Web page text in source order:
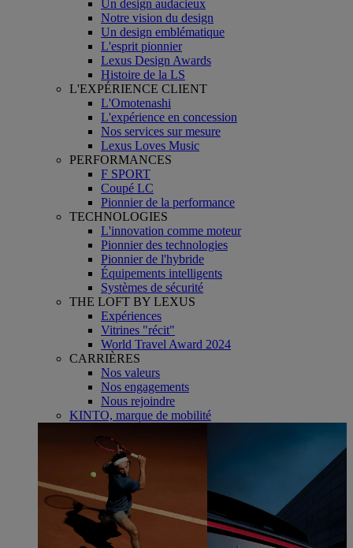
Un design audacieux
Notre vision du design
Un design emblématique
L'esprit pionnier
Lexus Design Awards
Histoire de la LS
L'EXPÉRIENCE CLIENT
L'Omotenashi
L'expérience en concession
Nos services sur mesure
Lexus Loves Music
PERFORMANCES
F SPORT
Coupé LC
Pionnier de la performance
TECHNOLOGIES
L'innovation comme moteur
Pionnier des technologies
Pionnier de l'hybride
Équipements intelligents
Systèmes de sécurité
THE LOFT BY LEXUS
Expériences
Vitrines "récit"
World Travel Award 2024
CARRIÈRES
Nos valeurs
Nos engagements
Nous rejoindre
KINTO, marque de mobilité